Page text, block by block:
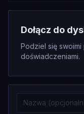
Dołącz do
Podziel się swoimi
doświadczeniami.